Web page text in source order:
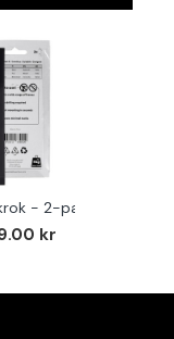
- 2-pack
kr